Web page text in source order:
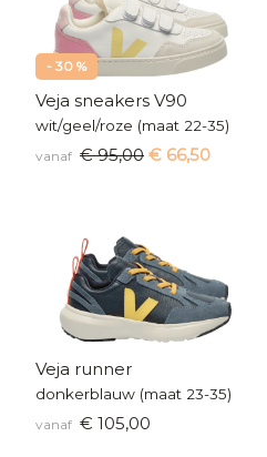
- 30 %
Veja sneakers V90
wit/geel/roze (maat 22-35)
vanaf € 95,00 € 66,50
Veja runner
donkerblauw (maat 23-35)
vanaf € 105,00